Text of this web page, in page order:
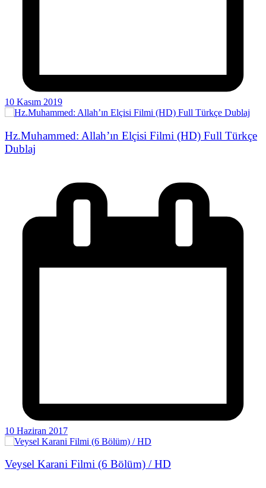
10 Kasım 2019
Hz.Muhammed: Allah’ın Elçisi Filmi (HD) Full Türkçe
Dublaj
10 Haziran 2017
Veysel Karani Filmi (6 Bölüm) / HD